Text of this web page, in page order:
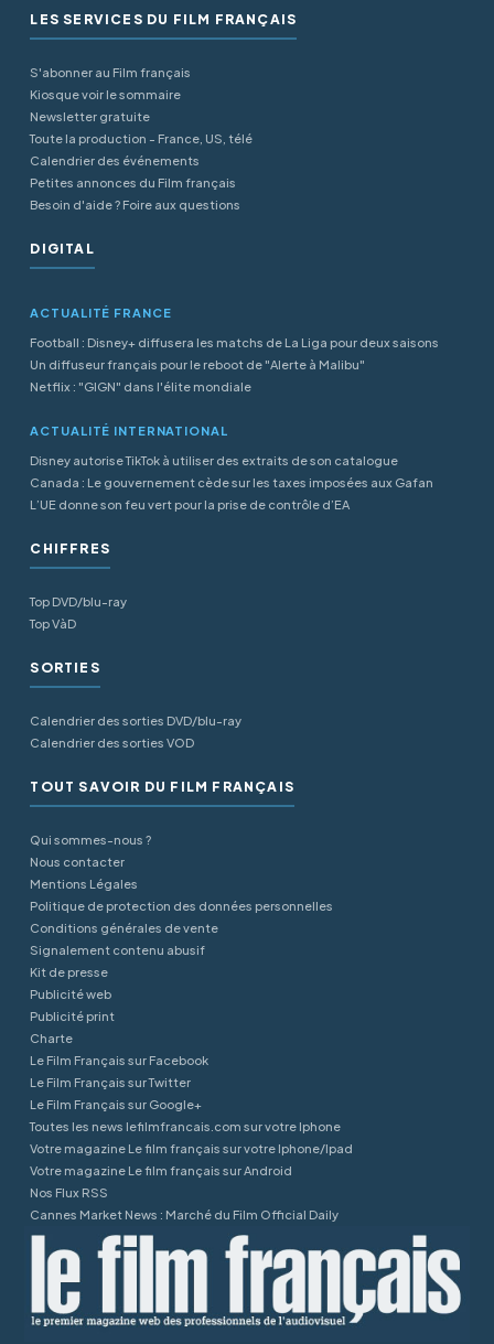
LES SERVICES DU FILM FRANÇAIS
S'abonner au Film français
Kiosque voir le sommaire
Newsletter gratuite
Toute la production - France, US, télé
Calendrier des événements
Petites annonces du Film français
Besoin d'aide ? Foire aux questions
DIGITAL
ACTUALITÉ FRANCE
Football : Disney+ diffusera les matchs de La Liga pour deux saisons
Un diffuseur français pour le reboot de "Alerte à Malibu"
Netflix : "GIGN" dans l'élite mondiale
ACTUALITÉ INTERNATIONAL
Disney autorise TikTok à utiliser des extraits de son catalogue
Canada : Le gouvernement cède sur les taxes imposées aux Gafan
L’UE donne son feu vert pour la prise de contrôle d’EA
CHIFFRES
Top DVD/blu-ray
Top VàD
SORTIES
Calendrier des sorties DVD/blu-ray
Calendrier des sorties VOD
TOUT SAVOIR DU FILM FRANÇAIS
Qui sommes-nous ?
Nous contacter
Mentions Légales
Politique de protection des données personnelles
Conditions générales de vente
Signalement contenu abusif
Kit de presse
Publicité web
Publicité print
Charte
Le Film Français sur Facebook
Le Film Français sur Twitter
Le Film Français sur Google+
Toutes les news lefilmfrancais.com sur votre Iphone
Votre magazine Le film français sur votre Iphone/Ipad
Votre magazine Le film français sur Android
Nos Flux RSS
Cannes Market News : Marché du Film Official Daily